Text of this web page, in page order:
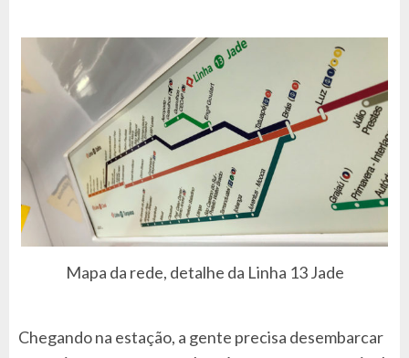
Mapa da rede, detalhe da Linha 13 Jade
Chegando na estação, a gente precisa desembarcar